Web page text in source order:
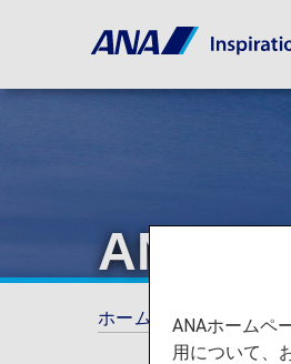
ANAス
ホーム ANAマイレ
ANAホームペ
用について、